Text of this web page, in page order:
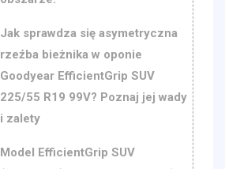
Jak sprawdza się asymetryczna
rzeźba bieżnika w oponie
Goodyear EfficientGrip SUV
225/55 R19 99V? Poznaj jej wady
i zalety
Model EfficientGrip SUV